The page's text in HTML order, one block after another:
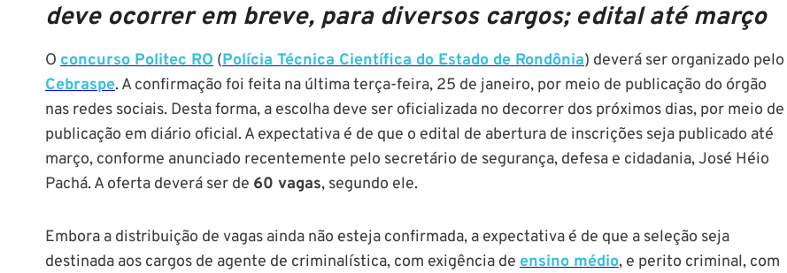
deve ocorrer em breve, para diversos cargos; edital até março
O concurso Politec RO (Polícia Técnica Científica do Estado de Rondônia) deverá ser organizado pelo
Cebraspe. A confirmação foi feita na última terça-feira, 25 de janeiro, por meio de publicação do órgão
nas redes sociais. Desta forma, a escolha deve ser oficializada no decorrer dos próximos dias, por meio de
publicação em diário oficial. A expectativa é de que o edital de abertura de inscrições seja publicado até
março, conforme anunciado recentemente pelo secretário de segurança, defesa e cidadania, José Héio
Pachá. A oferta deverá ser de 60 vagas, segundo ele.
Embora a distribuição de vagas ainda não esteja confirmada, a expectativa é de que a seleção seja
destinada aos cargos de agente de criminalística, com exigência de ensino médio, e perito criminal, com